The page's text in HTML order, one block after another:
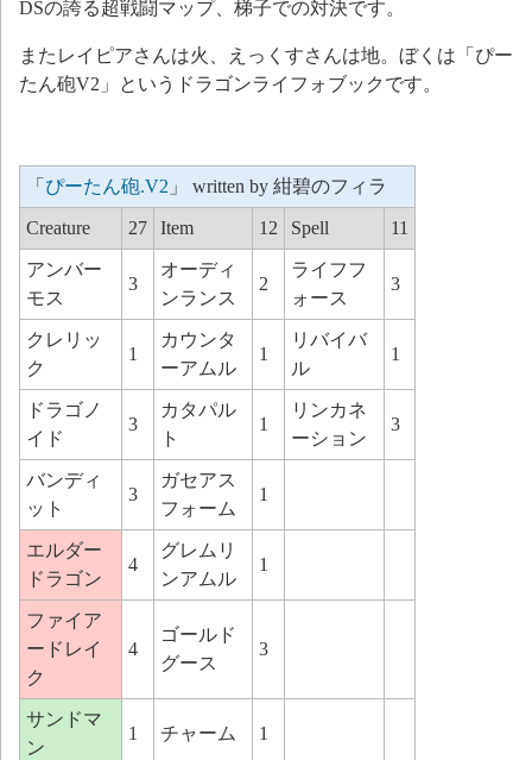
DSの誇る超戦闘マップ、梯子での対決です。
またレイピアさんは火、えっくすさんは地。ぼくは「ぴー
たん砲V2」というドラゴンライフォブックです。
「 ぴーたん砲.V2 」 written by 紺碧のフィラ
Creature 27 Item 12 Spell 11
アンバー
モス
3
オーディ
ンランス
2
ライフフ
ォース
3
クレリッ
ク
1
カウンタ
ーアムル
1
リバイバ
ル
1
ドラゴノ
イド
3
カタパル
ト
1
リンカネ
ーション
3
バンディ
ット
3
ガセアス
フォーム
1
エルダー
ドラゴン
4
グレムリ
ンアムル
1
ファイア
ードレイ
ク
4
ゴールド
グース
3
サンドマ
ン
1 チャーム 1